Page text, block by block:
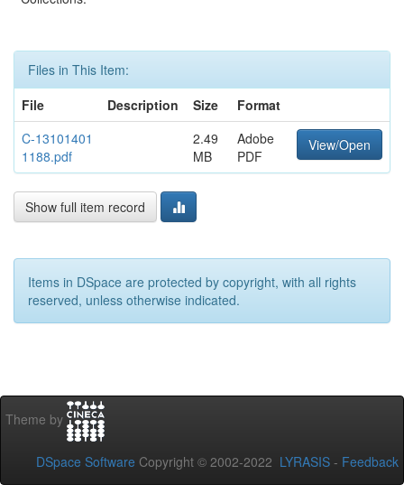
Files in This Item:
File
Description Size
Format
C-13101401
1188.pdf
2.49
MB
Adobe
PDF
View/Open
Show full item record
Items in DSpace are protected by copyright, with all rights
reserved, unless otherwise indicated.
Theme by
DSpace Software Copyright © 2002-2022 LYRASIS - Feedback